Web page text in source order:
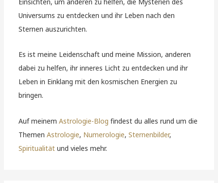
Universums zu entdecken und ihr Leben nach den
Sternen auszurichten.
Es ist meine Leidenschaft und meine Mission, anderen
dabei zu helfen, ihr inneres Licht zu entdecken und ihr
Leben in Einklang mit den kosmischen Energien zu
bringen.
Auf meinemAstrologie-Blog findest du alles rund um die
ThemenAstrologie, Numerologie,Sternenbilder,
Spiritualität und vieles mehr.